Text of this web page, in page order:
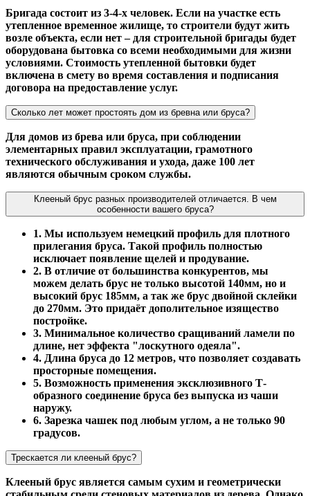
Бригада состоит из 3-4-х человек. Если на участке есть
утепленное временное жилище, то строители будут жить
возле объекта, если нет – для строительной бригады будет
оборудована бытовка со всеми необходимыми для жизни
условиями. Стоимость утепленной бытовки будет
включена в смету во время составления и подписания
договора на предоставление услуг.
Сколько лет может простоять дом из бревна или бруса?
Для домов из брева или бруса, при соблюдении
элементарных правил эксплуатации, грамотного
технического обслуживания и ухода, даже 100 лет
являются обычным сроком службы.
Клееный брус разных производителей отличается. В чем
особенности вашего бруса?
1. Мы используем немецкий профиль для плотного
прилегания бруса. Такой профиль полностью
исключает появление щелей и продувание.
2. В отличие от большинства конкурентов, мы
можем делать брус не только высотой 140мм, но и
высокий брус 185мм, а так же брус двойной склейки
до 270мм. Это придаёт дополительное изящество
постройке.
3. Минимальное количество сращиваний ламели по
длине, нет эффекта "лоскутного одеяла".
4. Длина бруса до 12 метров, что позволяет создавать
просторные помещения.
5. Возможность применения эксклюзивного Т-
образного соединение бруса без выпуска из чаши
наружу.
6. Зарезка чашек под любым углом, а не только 90
градусов.
Трескается ли клееный брус?
Клееный брус является самым сухим и геометрически